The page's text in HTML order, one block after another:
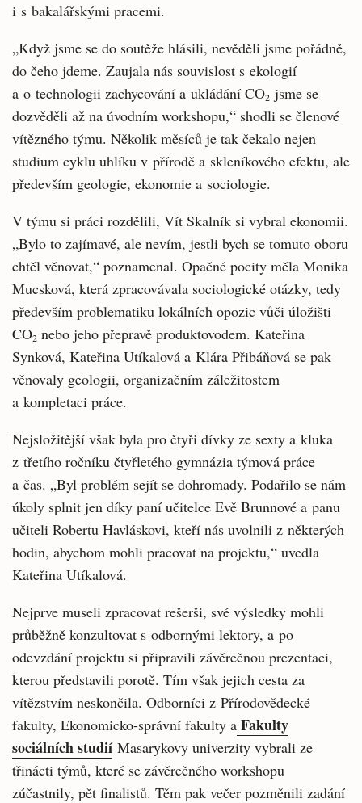
i s bakalářskými pracemi.
„Když jsme se do soutěže hlásili, nevěděli jsme pořádně,
do čeho jdeme. Zaujala nás souvislost s ekologií
a o technologii zachycování a ukládání CO2 jsme se
dozvěděli až na úvodním workshopu,“ shodli se členové
vítězného týmu. Několik měsíců je tak čekalo nejen
studium cyklu uhlíku v přírodě a skleníkového efektu, ale
především geologie, ekonomie a sociologie.
V týmu si práci rozdělili, Vít Skalník si vybral ekonomii.
„Bylo to zajímavé, ale nevím, jestli bych se tomuto oboru
chtěl věnovat,“ poznamenal. Opačné pocity měla Monika
Mucsková, která zpracovávala sociologické otázky, tedy
především problematiku lokálních opozic vůči úložišti
CO2 nebo jeho přepravě produktovodem. Kateřina
Synková, Kateřina Utíkalová a Klára Přibáňová se pak
věnovaly geologii, organizačním záležitostem
a kompletaci práce.
Nejsložitější však byla pro čtyři dívky ze sexty a kluka
z třetího ročníku čtyřletého gymnázia týmová práce
a čas. „Byl problém sejít se dohromady. Podařilo se nám
úkoly splnit jen díky paní učitelce Evě Brunnové a panu
učiteli Robertu Havláskovi, kteří nás uvolnili z některých
hodin, abychom mohli pracovat na projektu,“ uvedla
Kateřina Utíkalová.
Nejprve museli zpracovat rešerši, své výsledky mohli
průběžně konzultovat s odbornými lektory, a po
odevzdání projektu si připravili závěrečnou prezentaci,
kterou představili porotě. Tím však jejich cesta za
vítězstvím neskončila. Odborníci z Přírodovědecké
fakulty, Ekonomicko-správní fakulty a Fakulty
sociálních studiíMasarykovy univerzity vybrali ze
třinácti týmů, které se závěrečného workshopu
zúčastnily, pět finalistů. Těm pak večer pozměnili zadání